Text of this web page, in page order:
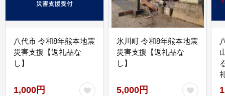
八代市 令和8年熊本地震
災害支援【返礼品な
し】
1,000円
氷川町 令和8年熊本地震
災害支援【返礼品な
し】
5,000円